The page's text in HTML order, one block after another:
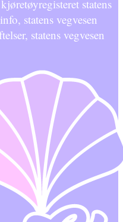
statens
statens vegvesen
statens vegvesen